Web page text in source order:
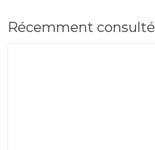
Récemment consulté